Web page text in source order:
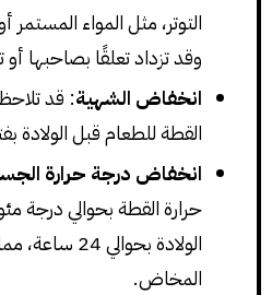
التوتر، مثل المواء المستمر
وقد تزداد تعلقًا بصاحبها أو
انخفاض الشهية: قد
القطة للطعام قبل الولادة
انخفاض درجة حرارة
حرارة القطة بحوالي درجة
الولادة بحوالي
المخاض.